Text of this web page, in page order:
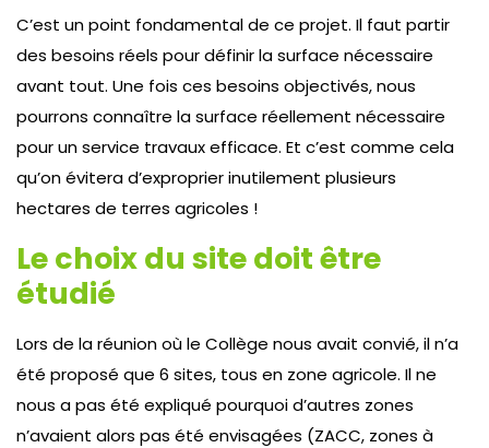
C’est un point fondamental de ce projet. Il faut partir
des besoins réels pour définir la surface nécessaire
avant tout. Une fois ces besoins objectivés, nous
pourrons connaître la surface réellement nécessaire
pour un service travaux efficace. Et c’est comme cela
qu’on évitera d’exproprier inutilement plusieurs
hectares de terres agricoles !
Le choix du site doit être
étudié
Lors de la réunion où le Collège nous avait convié, il n’a
été proposé que 6 sites, tous en zone agricole. Il ne
nous a pas été expliqué pourquoi d’autres zones
n’avaient alors pas été envisagées (ZACC, zones à